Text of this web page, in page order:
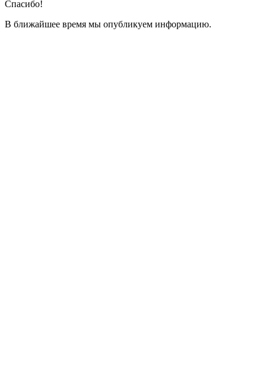
Спасибо!
В ближайшее время мы опубликуем информацию.